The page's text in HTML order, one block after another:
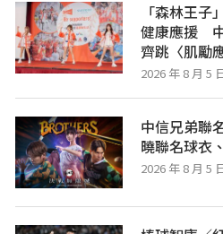
中信兄弟除役洋投馬奎爾 今年完全沒
2026 年 8 月 5 日
「森林王子
健康應援
齊跳〈肌勵
2026 年 8 月 5
中信兄弟聯
曉聯名球衣
2026 年 8 月 5